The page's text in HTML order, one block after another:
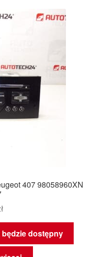
407 98058960XN
dostępny